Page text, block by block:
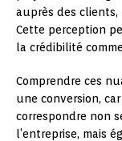
auprès des
Cette perception
la crédibilité
Comprendre ces
une conversion,
correspondre non
l’entreprise, mais